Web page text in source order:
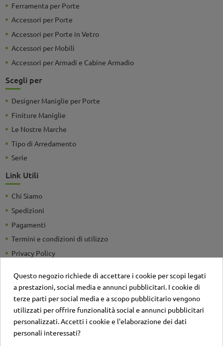
Ferramenta per Porte
Accessori per Porte
Accessori per Porte in Vetro
Accessori per Mobili
Accessori per Armadi e Cabine Armadio
Scegli per
Designer Maniglie per Porte
Finiture Maniglie
Le Nostre Marche
Tipo di Arredamento
Serie
Link Utili
Chi Siamo
Spedizioni
Pagamenti
Termini e condizioni di utilizzo
Privacy Policy
Detrazioni Fiscali
Sei un'azienda? Richiedi un listino personalizzato
Il negozio
Contatti
Questo negozio richiede di accettare i cookie per scopi legati
a prestazioni, social media e annunci pubblicitari. I cookie di
terze parti per social media e a scopo pubblicitario vengono
utilizzati per offrire funzionalità social e annunci pubblicitari
personalizzati. Accetti i cookie e l'elaborazione dei dati
personali interessati?